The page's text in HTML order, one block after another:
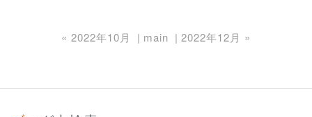
« 2022年10月 main 2022年12月 »